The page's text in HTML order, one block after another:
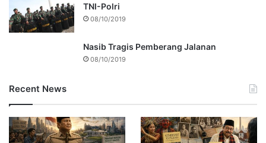
TNI-Polri
08/10/2019
Nasib Tragis Pemberang Jalanan
08/10/2019
Recent News